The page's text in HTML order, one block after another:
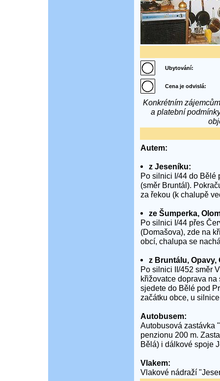
Ubytování:
Cena je odvislá:
Konkrétním
a platební
Autem:
z Jeseníku:
Po silnici I/44 do Bělé
(směr Bruntál).
za řekou (k chalupě
ze Šumperka,
Po silnici I/44 přes
(Domašova), zde na
obcí, chalupa se
z Bruntálu, Opavy,
Po silnici II/452 směr
křižovatce doprava
sjedete do Bělé pod
začátku obce, u
Autobusem:
Autobusová zastávka
penzionu 200 m.
Bělá) i dálkové spoje
Vlakem:
Vlakové nádraží